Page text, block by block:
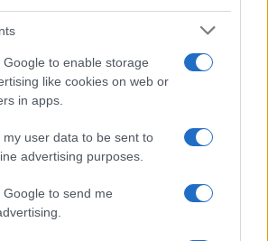
Google to enable storage
like cookies on web or
in apps.
my user data to be sent to
advertising purposes.
to send me
ο χειρότερος μήνας